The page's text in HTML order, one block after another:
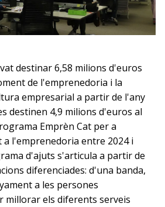
destinar 6,58 milions d'euros
de l'emprenedoria i la
empresarial a partir de l'any
destinen 4,9 milions d'euros al
Emprèn Cat per a
l'emprenedoria entre 2024 i
d'ajuts s'articula a partir de
diferenciades: d'una banda,
a les persones
millorar els diferents serveis